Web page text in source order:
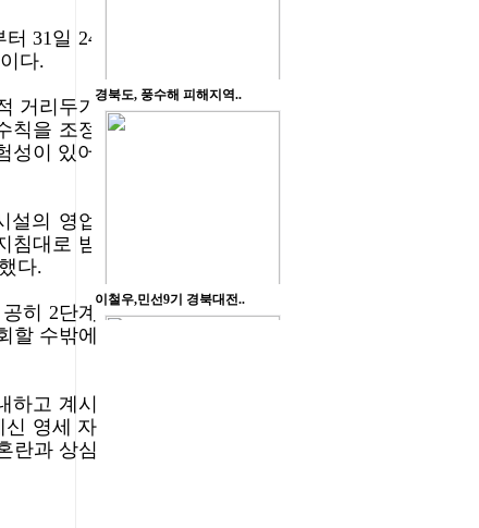
31일 24
다.
거리두기
칙을 조정
성이 있어
설의 영업
침대로 밤
다.
히 2단계
할 수밖에
하고 계시
신 영세 자
란과 상심